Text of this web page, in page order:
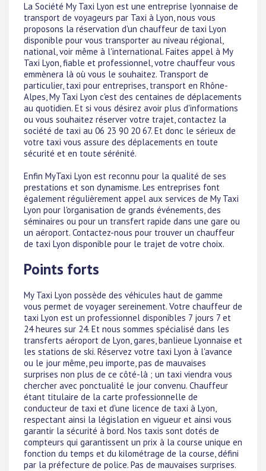
La Société My Taxi Lyon est une entreprise lyonnaise de
transport de voyageurs par Taxi à Lyon, nous vous
proposons la réservation d'un chauffeur de taxi Lyon
disponible pour vous transporter au niveau régional,
national, voir même à l'international. Faites appel à My
Taxi Lyon, fiable et professionnel, votre chauffeur vous
emmènera là où vous le souhaitez. Transport de
particulier, taxi pour entreprises, transport en Rhône-
Alpes, My Taxi Lyon c'est des centaines de déplacements
au quotidien. Et si vous désirez avoir plus d'informations
ou vous souhaitez réserver votre trajet, contactez la
société de taxi au 06 23 90 20 67. Et donc le sérieux de
votre taxi vous assure des déplacements en toute
sécurité et en toute sérénité.
Enfin MyTaxi Lyon est reconnu pour la qualité de ses
prestations et son dynamisme. Les entreprises font
également régulièrement appel aux services de My Taxi
Lyon pour l'organisation de grands événements, des
séminaires ou pour un transfert rapide dans une gare ou
un aéroport. Contactez-nous pour trouver un chauffeur
de taxi Lyon disponible pour le trajet de votre choix.
Points forts
My Taxi Lyon possède des véhicules haut de gamme
vous permet de voyager sereinement. Votre chauffeur de
taxi Lyon est un professionnel disponibles 7 jours 7 et
24 heures sur 24. Et nous sommes spécialisé dans les
transferts aéroport de Lyon, gares, banlieue Lyonnaise et
les stations de ski. Réservez votre taxi Lyon à l'avance
ou le jour même, peu importe, pas de mauvaises
surprises non plus de ce côté-là ; un taxi viendra vous
chercher avec ponctualité le jour convenu. Chauffeur
étant titulaire de la carte professionnelle de
conducteur de taxi et d'une licence de taxi à Lyon,
respectant ainsi la législation en vigueur et ainsi vous
garantir la sécurité à bord. Nos taxis sont dotés de
compteurs qui garantissent un prix à la course unique en
fonction du temps et du kilométrage de la course, défini
par la préfecture de police. Pas de mauvaises surprises.